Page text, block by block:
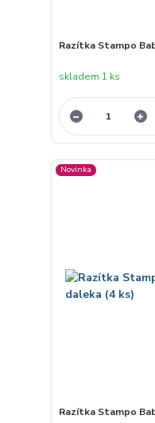
Razítka Stampo
skladem 1 ks
Novinka
Razítka Stampo